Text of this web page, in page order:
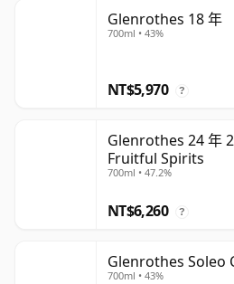
Glenrothes 18 年
700ml • 43%
NT$5,970 ?
Glenrothes 24 年
Fruitful Spirits
700ml • 47.2%
NT$6,260 ?
Glenrothes Soleo
700ml • 43%